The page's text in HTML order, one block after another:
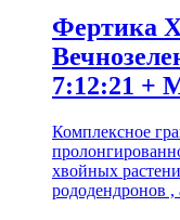
Фертика
7:12:21 +
Комплексное
хвойных
рододендронов ,